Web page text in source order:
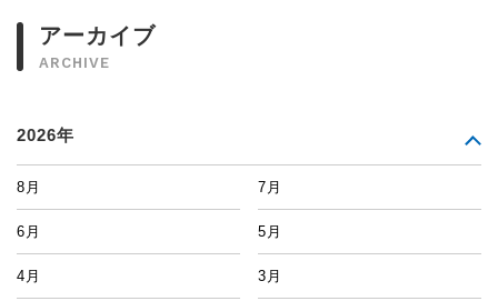
アーカイブ
ARCHIVE
2026年
8月 7月
6月 5月
4月 3月